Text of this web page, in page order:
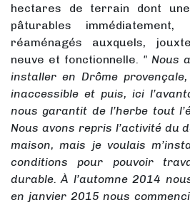
hectares de terrain dont
pâturables immédiatement,
réaménagés auxquels,
neuve et fonctionnelle. " Nous
installer en Drôme
inaccessible et puis, ici
nous garantit de l’herbe tout
Nous avons repris l’activité du
maison, mais je voulais
conditions pour pouvoir
durable. À l’automne 2014
en janvier 2015 nous